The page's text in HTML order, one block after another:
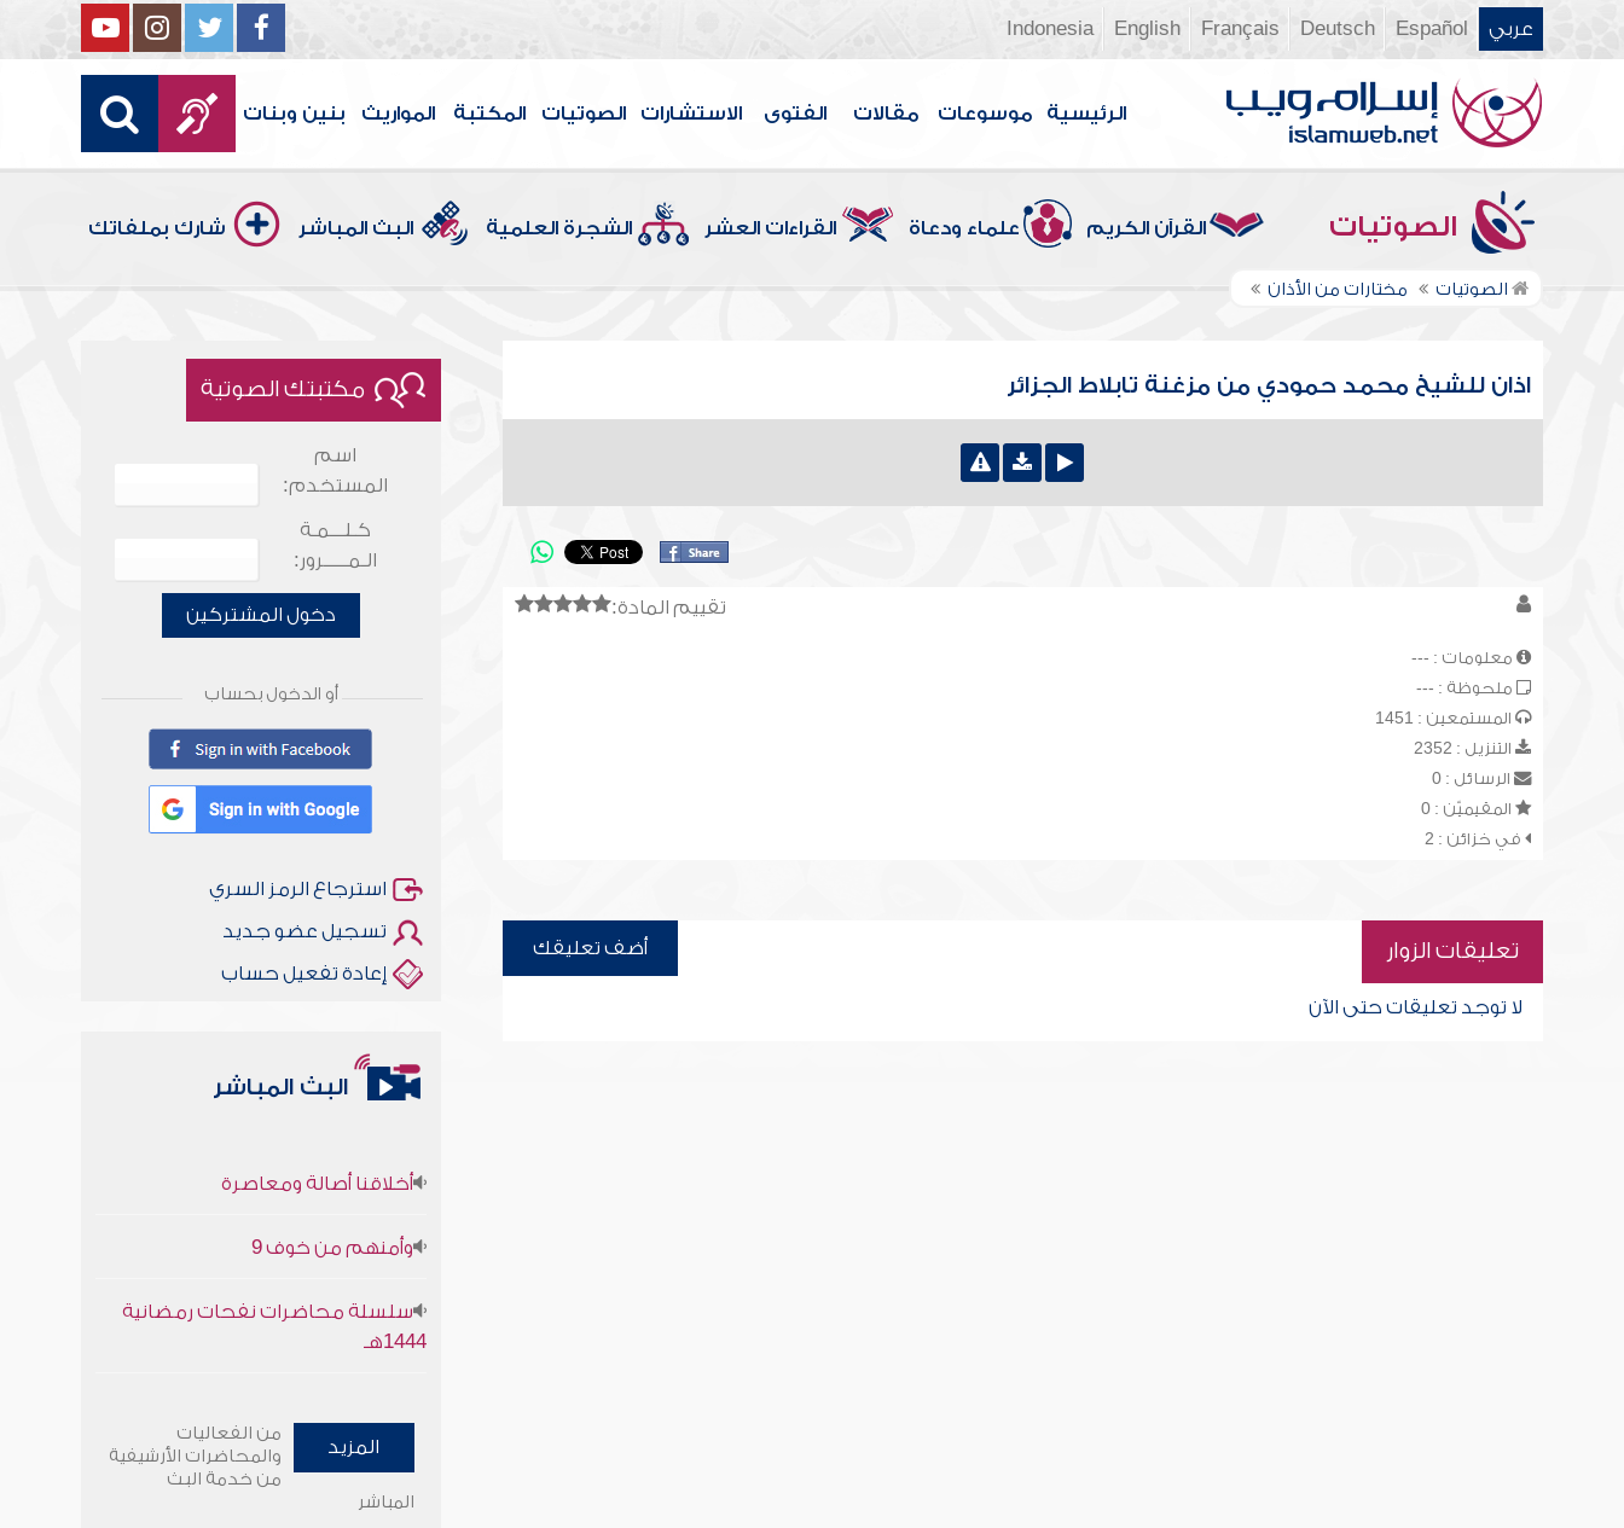
عربي Español
Deutsch
Français
English
Indonesia
الرئيسية موسوعات مقالات الفتوى الاستشارات الصوتيات المكتبة المواريث بنين وبنات
الصوتيات القرآن الكريم علماء ودعاة القراءات العشر الشجرة العلمية البث المباشر شارك بملفاتك
الصوتيات مختارات من الأذان
اذان للشيخ محمد حمودي من مزغنة تابلاط الجزائر
تقييم المادة:
معلومات : ---
ملحوظة : ---
المستمعين : 1451
التنزيل : 2352
الرسائل : 0
المقيميّن : 0
في خزائن : 2
تعليقات الزوار أضف تعليقك
لا توجد تعليقات حتى الآن
مكتبتك الصوتية
اسم
المستخدم:
كـلـــمـة
الـمـــــرور:
دخول المشتركين
أو الدخول بحساب
استرجاع الرمز السري
تسجيل عضو جديد
إعادة تفعيل حساب
البث المباشر
1444هـ
وأمنهم من خوف 9
سلسلة محاضرات نفحات رمضانية
المزيد
من الفعاليات
والمحاضرات الأرشيفية
من خدمة البث
المباشر